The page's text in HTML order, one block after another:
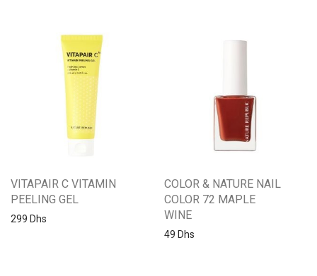
VITAPAIR C VITAMIN
PEELING GEL
299 Dhs
COLOR & NATURE NAIL
COLOR 72 MAPLE
WINE
49 Dhs